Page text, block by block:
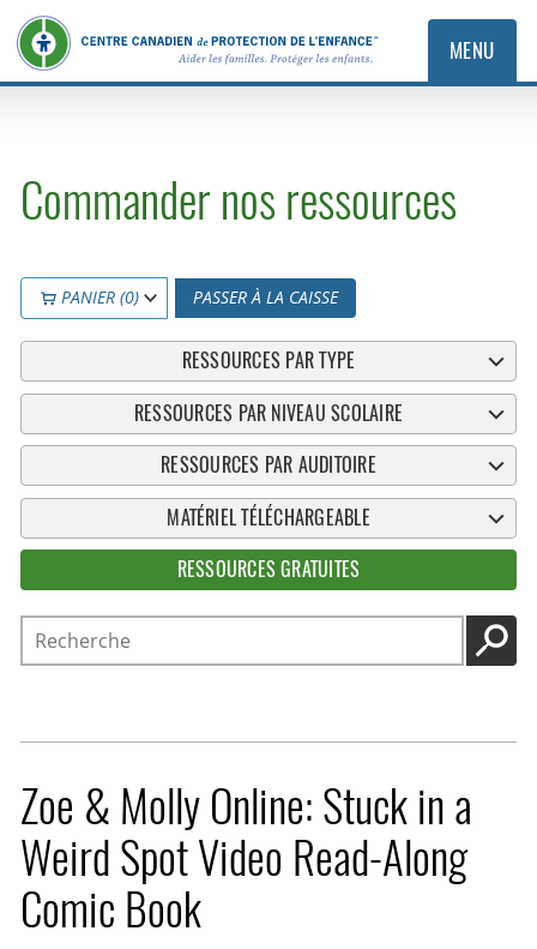
MENU
Commander nos ressources
PANIER (0) PASSER À LA CAISSE
RESSOURCES PAR TYPE
RESSOURCES PAR NIVEAU SCOLAIRE
RESSOURCES PAR AUDITOIRE
MATÉRIEL TÉLÉCHARGEABLE
RESSOURCES GRATUITES
Recherche
Zoe & Molly Online: Stuck in a
Weird Spot Video Read-Along
Comic Book